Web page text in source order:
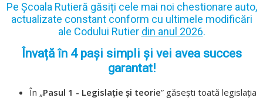
Pe Școala Rutieră găsiți cele mai noi chestionare auto,
actualizate constant conform cu ultimele modificări
ale Codului Rutier din anul 2026.
Învață în 4 pași simpli și vei avea succes
garantat!
În „Pasul 1 - Legislație și teorie” găsești toată legislația